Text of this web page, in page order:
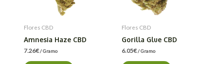
Flores CBD
Amnesia Haze CBD
7.26€/ Gramo
Flores CBD
Gorilla Glue CBD
6.05€/ Gramo